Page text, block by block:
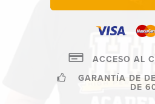
ACCESO AL
GARANTÍA DE
DE